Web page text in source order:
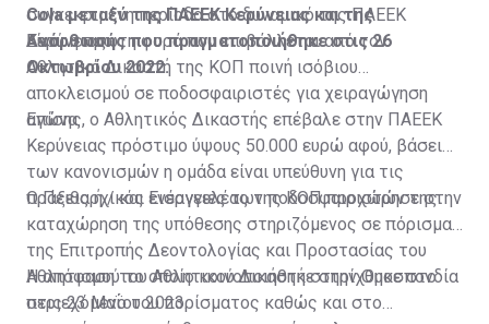
Cola μεταξύ της ΠΑΕΕΚ Κερύνειας και της
Ανόρθωσης που πραγματοποιήθηκε στις 26
Οκτωβρίου 2022.
συγκεκριμένη περίοδο στο δυναμικό της ΠΑΕΕΚ
Κερύνειας.
Είναι η πρώτη φορά που επιβάλλεται από τoν
Αθλητικό Δικαστή της ΚΟΠ ποινή ισόβιου
αποκλεισμού σε ποδοσφαιριστές για χειραγώγηση
αγώνα.
Επίσης, ο Αθλητικός Δικαστής επέβαλε στην ΠΑΕΕΚ
Κερύνειας πρόστιμο ύψους 50.000 ευρώ αφού, βάσει
των κανονισμών η ομάδα είναι υπεύθυνη για τις
πράξεις ή / και ενέργειες των ποδοσφαιριστών της.
Ο Πειθαρχικός Εισαγγελέας της ΚΟΠ προχώρησε στην
καταχώρηση της υπόθεσης στηριζόμενος σε πόρισμα
της Επιτροπής Δεοντολογίας και Προστασίας του
Αθλητισμού το οποίο κοινοποιήθηκε στην Ομοσπονδία
στις 23 Μαΐου 2023.
Η απόφαση του Αθλητικού Δικαστή στηρίχθηκε στο
περιεχόμενο του πορίσματος καθώς και στο